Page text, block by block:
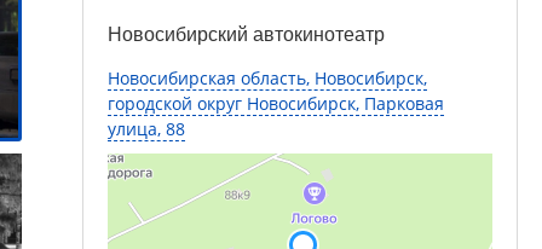
Новосибирский автокинотеатр
Новосибирская область, Новосибирск,
городской округ Новосибирск, Парковая
улица, 88